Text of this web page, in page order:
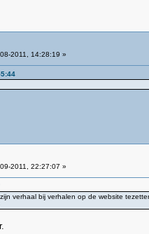
2011, 14:28:19 »
2011, 22:27:07 »
verhaal bij verhalen op de website